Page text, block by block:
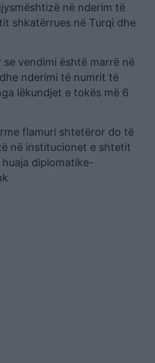
në nderim të
shkatërrues në Turqi dhe
vendimi është marrë në
nderimi të numrit të
lëkundjet e tokës më 6
flamuri shtetëror do të
në institucionet e shtetit
diplomatike-